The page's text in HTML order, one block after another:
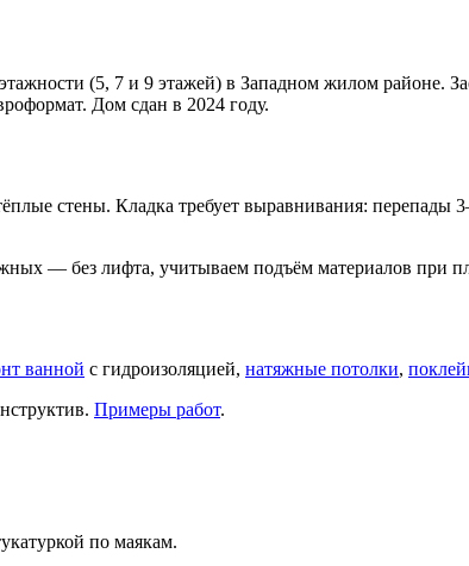
(5, 7 и 9 этажей) в Западном жилом районе.
Дом сдан в 2024 году.
стены. Кладка требует выравнивания: перепады
— без лифта, учитываем подъём материалов при
ванной с гидроизоляцией, натяжные потолки,
Примеры работ.
по маякам.